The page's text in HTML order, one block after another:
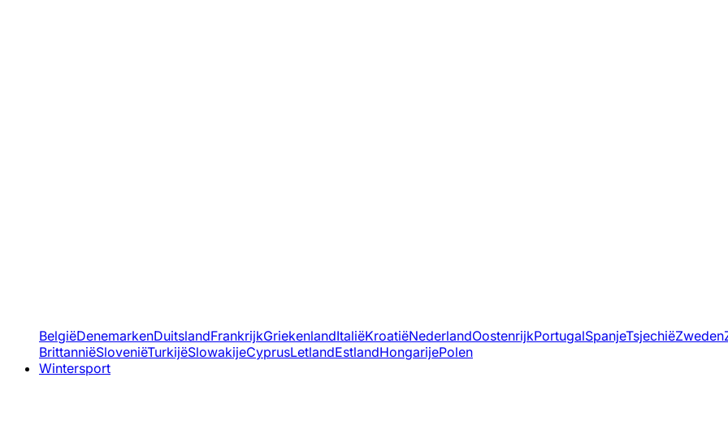
BelgiëDenemarkenDuitslandFrankrijkGriekenlandItaliëKroatiëNederlandOostenrijkPortugalSpanjeTsjechiëZweden
BrittanniëSloveniëTurkijëSlowakijeCyprusLetlandEstlandHongarijePolen
Wintersport